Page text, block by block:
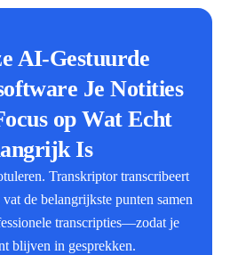
AI-Gestuurde
Je Notities
op Wat Echt
Is
Transkriptor transcribeert
de belangrijkste punten samen
transcripties—zodat je
blijven in gesprekken.